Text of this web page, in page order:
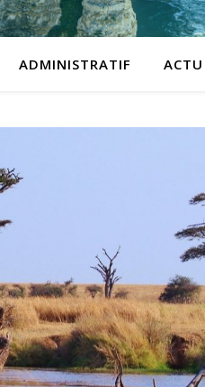
ADMINISTRATIF ACTU